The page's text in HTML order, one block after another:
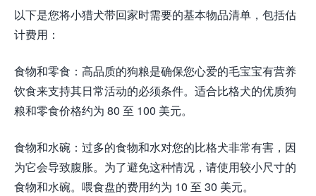
以下是您将小猎犬带回家时需要的基本物品清单，包括估
计费用：
食物和零食：高品质的狗粮是确保您心爱的毛宝宝有营养
饮食来支持其日常活动的必须条件。适合比格犬的优质狗
粮和零食价格约为 80 至 100 美元。
食物和水碗：过多的食物和水对您的比格犬非常有害，因
为它会导致腹胀。为了避免这种情况，请使用较小尺寸的
食物和水碗。喂食盘的费用约为 10 至 30 美元。